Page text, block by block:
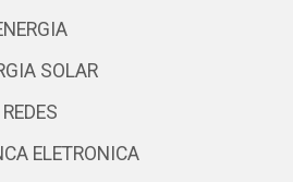
SOLAR
REDES
ELETRONICA